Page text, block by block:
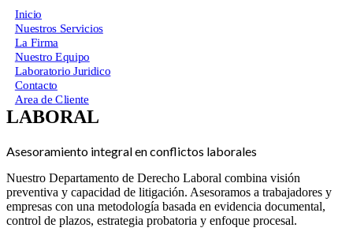
Inicio
Nuestros Servicios
La Firma
Nuestro Equipo
Laboratorio Juridico
Contacto
Area de Cliente
LABORAL
Asesoramiento integral en conflictos laborales
Nuestro Departamento de Derecho Laboral combina visión
preventiva y capacidad de litigación. Asesoramos a trabajadores y
empresas con una metodología basada en evidencia documental,
control de plazos, estrategia probatoria y enfoque procesal.